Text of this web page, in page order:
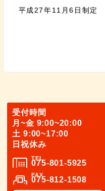
平成27年11月6日制定
受付時間
月~金 9:00~20:00
土 9:00~17:00
日祝休み
TEL
075-801-5925
FAX
075-812-1508